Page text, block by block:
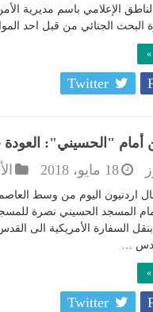
الإعلامي باسم مديرية
البحث الجنائي من قبل احد
»
Twitter
أمام "الحسيني":
18 مايو، 2018
قال اردنيون اليوم من وسط
المسجد الحسيني نصرة
السفارة الأمريكية الى
…
»
Twitter